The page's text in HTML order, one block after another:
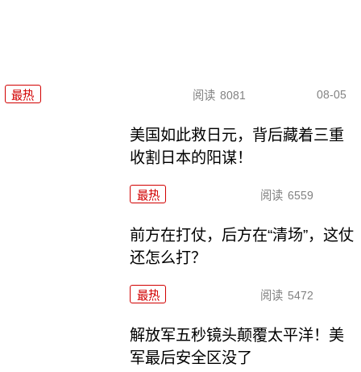
最热 阅读 8081 08-05
美国如此救日元，背后藏着三重
收割日本的阳谋！
最热 阅读 6559
前方在打仗，后方在“清场”，这仗
还怎么打？
最热 阅读 5472
解放军五秒镜头颠覆太平洋！美
军最后安全区没了